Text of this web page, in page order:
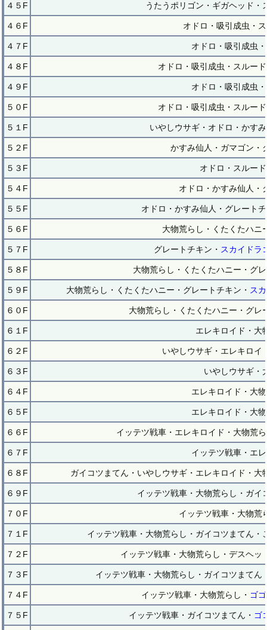
４５F うたうポリゴン・ギガヘッド
４６F オドロ・吸引成虫・
４７F オドロ・吸引成虫
４８F オドロ・吸引成虫・スルー
４９F オドロ・吸引成虫
５０F オドロ・吸引成虫・スルー
５１F いやしウサギ・オドロ・かす
５２F かすみ仙人・ガマゴン・
５３F オドロ・スルー
５４F オドロ・かすみ仙人・
５５F オドロ・かすみ仙人・グレート
５６F 大物荒らし・くたくたハニ
５７F グレートチキン・ スカイドラ
５８F 大物荒らし・くたくたハニー・グ
５９F 大物荒らし・くたくたハニー・グレートチキン・ ス
６０F 大物荒らし・くたくたハニー・グ
６１F エレキロイド・大
６２F いやしウサギ・エレキロイ
６３F いやしウサギ・
６４F エレキロイド・大
６５F エレキロイド・大
６６F イッテツ戦車・エレキロイド・大物荒
６７F イッテツ戦車・エ
６８F ガイコツまてん・いやしウサギ・エレキロイド・大
６９F イッテツ戦車・大物荒らし・ガイ
７０F イッテツ戦車・大物荒
７１F イッテツ戦車・大物荒らし・ガイコツまてん
７２F イッテツ戦車・大物荒らし・デスヘ
７３F イッテツ戦車・大物荒らし・ガイコツまてん
７４F イッテツ戦車・大物荒らし・ ゴ
７５F イッテツ戦車・ガイコツまてん・ ゴ